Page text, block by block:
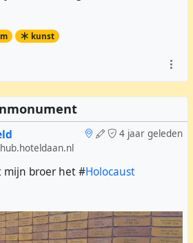
kunst
4 jaar geleden
mijn broer het #Holocaust